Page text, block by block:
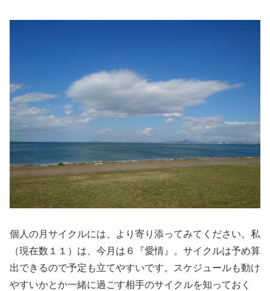
個人の月サイクルには、より寄り添ってみてください。私
（現在数１１）は、今月は６『愛情』。サイクルは予め算
出できるので予定も立てやすいです。スケジュールも動け
やすいかとか一緒に過ごす相手のサイクルを知っておく